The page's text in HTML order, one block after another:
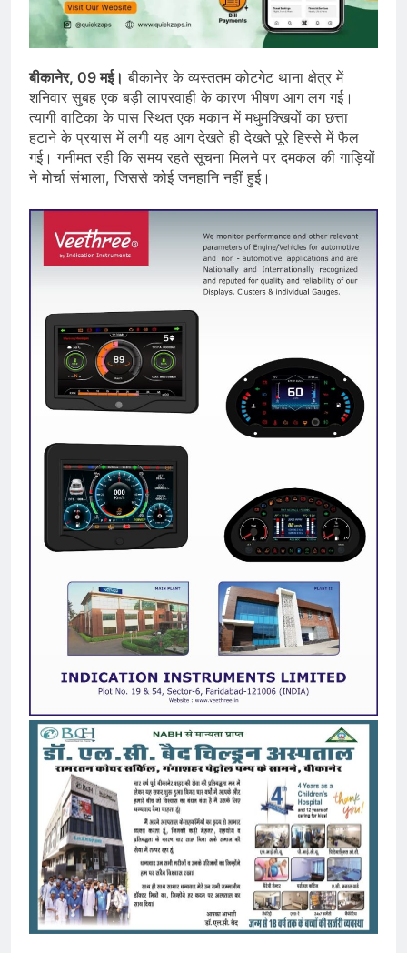
बीकानेर, 09 मई। बीकानेर के व्यस्ततम कोटगेट थाना क्षेत्र में
शनिवार सुबह एक बड़ी लापरवाही के कारण भीषण आग लग गई।
त्यागी वाटिका के पास स्थित एक मकान में मधुमक्खियों का छत्ता
हटाने के प्रयास में लगी यह आग देखते ही देखते पूरे हिस्से में फैल
गई। गनीमत रही कि समय रहते सूचना मिलने पर दमकल की गाड़ियों
ने मोर्चा संभाला, जिससे कोई जनहानि नहीं हुई।